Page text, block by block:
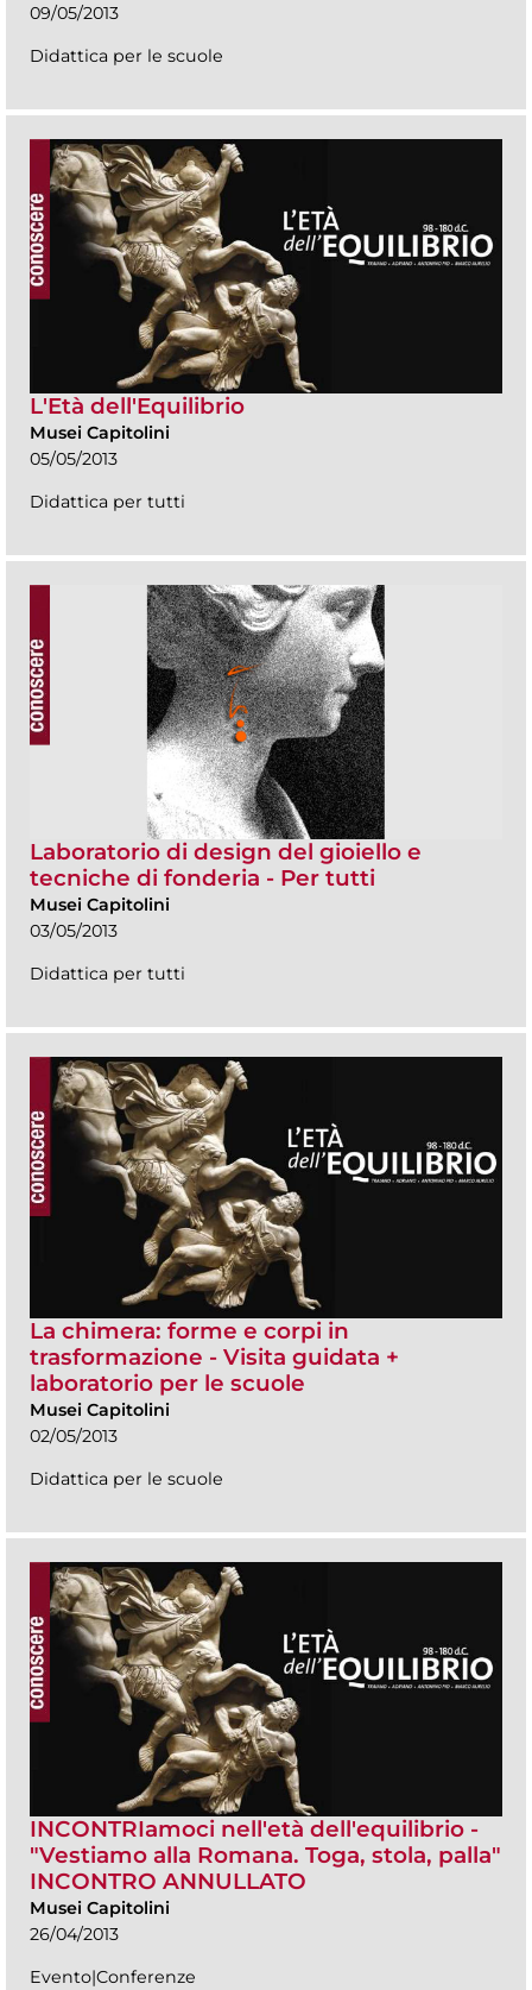
09/05/2013
Didattica per le scuole
L'Età dell'Equilibrio
Musei Capitolini
05/05/2013
Didattica per tutti
Laboratorio di design del gioiello e
tecniche di fonderia - Per tutti
Musei Capitolini
03/05/2013
Didattica per tutti
La chimera: forme e corpi in
trasformazione - Visita guidata +
laboratorio per le scuole
Musei Capitolini
02/05/2013
Didattica per le scuole
INCONTRIamoci nell'età dell'equilibrio -
"Vestiamo alla Romana. Toga, stola, palla"
INCONTRO ANNULLATO
Musei Capitolini
26/04/2013
Evento|Conferenze